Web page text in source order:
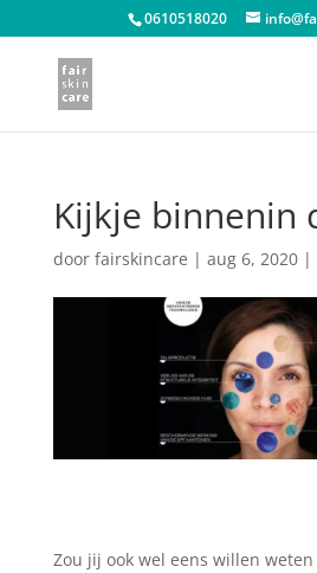
0610518020
Kijkje binnenin
door fairskincare | aug 6, 2020|
Zou jij ook wel eens willen